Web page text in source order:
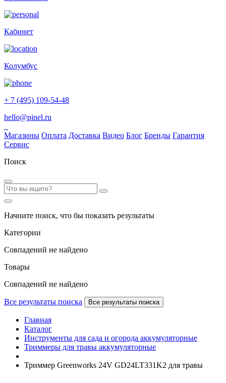
Кабинет
Колумбус
+ 7 (495) 109-54-48
hello@pinel.ru
Магазины Оплата Доставка Видео Блог Бренды Гарантия
Сервис
Поиск
Начните поиск, что бы показать результаты
Категории
Совпадений не найдено
Товары
Совпадений не найдено
Все результаты поиска Все результаты поиска
Главная
Каталог
Инструменты для сада и огорода аккумуляторные
Триммеры для травы аккумуляторные
Триммер Greenworks 24V GD24LT331K2 для травы